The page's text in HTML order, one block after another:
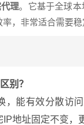
理。它基于全球
，非常适合需要稳
别？
能有效分散访
地址固定不变